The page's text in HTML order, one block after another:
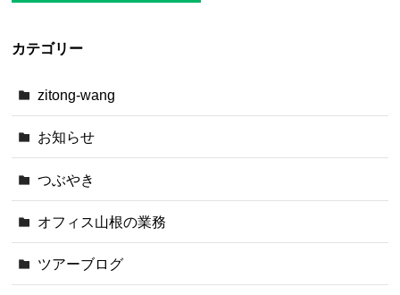
カテゴリー
zitong-wang
お知らせ
つぶやき
オフィス山根の業務
ツアーブログ